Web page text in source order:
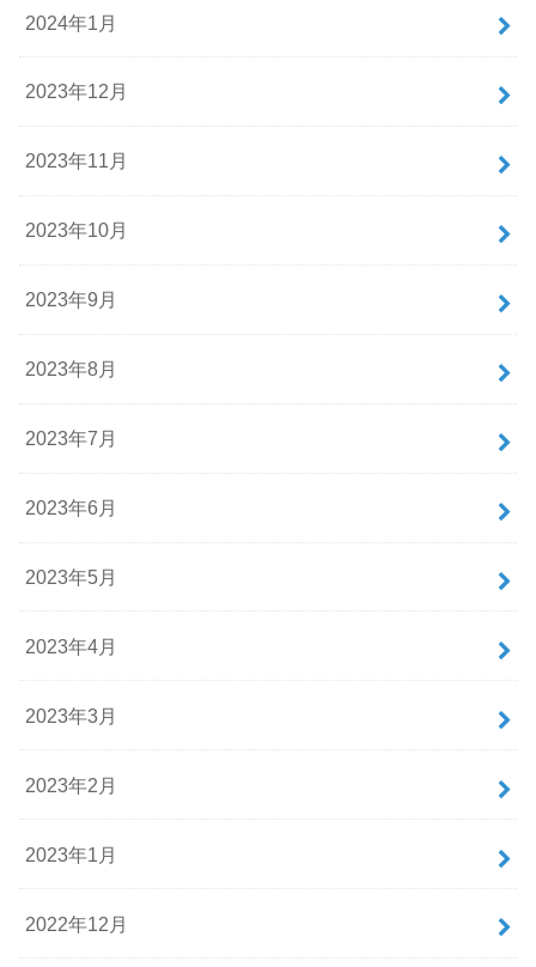
2024年1月
2023年12月
2023年11月
2023年10月
2023年9月
2023年8月
2023年7月
2023年6月
2023年5月
2023年4月
2023年3月
2023年2月
2023年1月
2022年12月